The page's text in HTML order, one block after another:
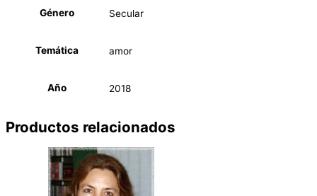
Género Secular
Temática amor
Año 2018
Productos relacionados